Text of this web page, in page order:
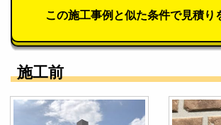
この施工事例と似た条件で見積り
施工前